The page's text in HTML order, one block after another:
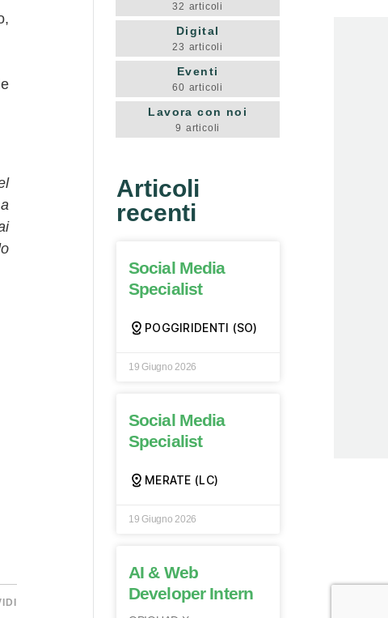
32 articoli
Digital
23 articoli
Eventi
60 articoli
Lavora con noi
9 articoli
Articoli
recenti
Social Media
Specialist
POGGIRIDENTI (SO)
19 Giugno 2026
Social Media
Specialist
MERATE (LC)
19 Giugno 2026
AI & Web
Developer Intern